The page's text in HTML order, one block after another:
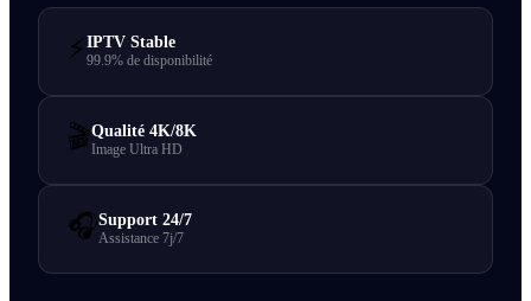
⚡IPTV Stable
99.9% de disponibilité
🎬Qualité 4K/8K
Image Ultra HD
🎧Support 24/7
Assistance 7j/7